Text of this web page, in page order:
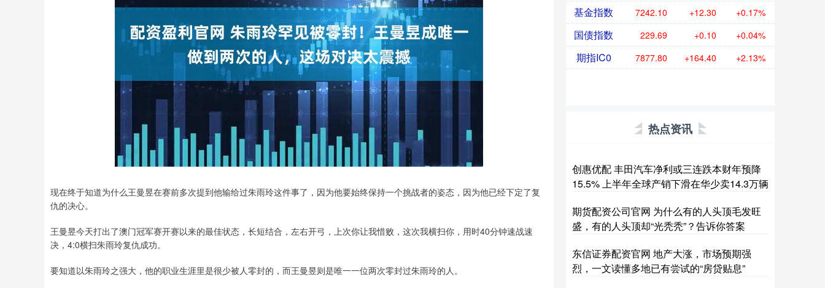
现在终于知道为什么王曼昱在赛前多次提到他输给过朱雨玲这件事了，因为他要始终保持一个挑战者的姿态，因为他已经下定了复
仇的决心。
王曼昱今天打出了澳门冠军赛开赛以来的最佳状态，长短结合，左右开弓，上次你让我惜败，这次我横扫你，用时40分钟速战速
决，4:0横扫朱雨玲复仇成功。
要知道以朱雨玲之强大，他的职业生涯里是很少被人零封的，而王曼昱则是唯一一位两次零封过朱雨玲的人。
基金指数 7242.10 +12.30 +0.17%
国债指数 229.69 +0.10 +0.04%
期指IC0 7877.80 +164.40 +2.13%
热点资讯
创惠优配 丰田汽车净利或三连跌本财年预降
15.5% 上半年全球产销下滑在华少卖14.3万辆
期货配资公司官网 为什么有的人头顶毛发旺
盛，有的人头顶却“光秃秃”？告诉你答案
东信证券配资官网 地产大涨，市场预期强
烈，一文读懂多地已有尝试的“房贷贴息”